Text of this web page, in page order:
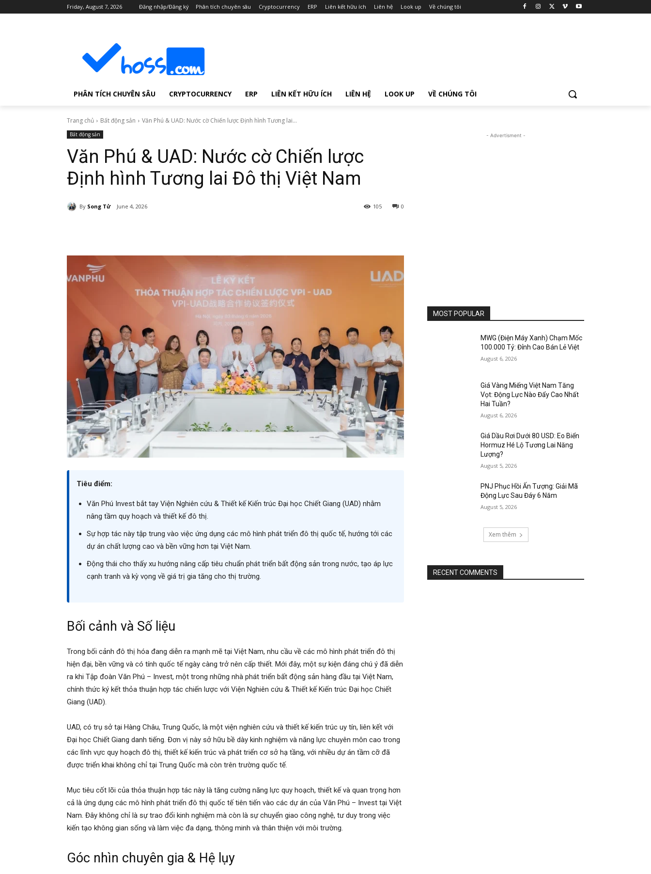
Friday, August 7, 2026 Đăng nhập/Đăng ký Phân tích chuyên sâu Cryptocurrency ERP Liên kết hữu ích Liên hệ Look up Về chúng tôi
PHÂN TÍCH CHUYÊN SÂU CRYPTOCURRENCY ERP LIÊN KẾT HỮU ÍCH LIÊN HỆ LOOK UP VỀ CHÚNG TÔI
Trang chủ Bất động sản Văn Phú & UAD: Nước cờ Chiến lược Định hình Tương lai...
Bất động sản
Văn Phú & UAD: Nước cờ Chiến lược
Định hình Tương lai Đô thị Việt Nam
By Song Tử June 4, 2026 0
105
Tiêu điểm:
Văn Phú Invest bắt tay Viện Nghiên cứu & Thiết kế Kiến trúc Đại học Chiết Giang (UAD) nhằm
nâng tầm quy hoạch và thiết kế đô thị.
Sự hợp tác này tập trung vào việc ứng dụng các mô hình phát triển đô thị quốc tế, hướng tới các
dự án chất lượng cao và bền vững hơn tại Việt Nam.
Động thái cho thấy xu hướng nâng cấp tiêu chuẩn phát triển bất động sản trong nước, tạo áp lực
cạnh tranh và kỳ vọng về giá trị gia tăng cho thị trường.
Bối cảnh và Số liệu
Trong bối cảnh đô thị hóa đang diễn ra mạnh mẽ tại Việt Nam, nhu cầu về các mô hình phát triển đô thị
hiện đại, bền vững và có tính quốc tế ngày càng trở nên cấp thiết. Mới đây, một sự kiện đáng chú ý đã diễn
ra khi Tập đoàn Văn Phú – Invest, một trong những nhà phát triển bất động sản hàng đầu tại Việt Nam,
chính thức ký kết thỏa thuận hợp tác chiến lược với Viện Nghiên cứu & Thiết kế Kiến trúc Đại học Chiết
Giang (UAD).
UAD, có trụ sở tại Hàng Châu, Trung Quốc, là một viện nghiên cứu và thiết kế kiến trúc uy tín, liên kết với
Đại học Chiết Giang danh tiếng. Đơn vị này sở hữu bề dày kinh nghiệm và năng lực chuyên môn cao trong
các lĩnh vực quy hoạch đô thị, thiết kế kiến trúc và phát triển cơ sở hạ tầng, với nhiều dự án tầm cỡ đã
được triển khai không chỉ tại Trung Quốc mà còn trên trường quốc tế.
Mục tiêu cốt lõi của thỏa thuận hợp tác này là tăng cường năng lực quy hoạch, thiết kế và quan trọng hơn
cả là ứng dụng các mô hình phát triển đô thị quốc tế tiên tiến vào các dự án của Văn Phú – Invest tại Việt
Nam. Đây không chỉ là sự trao đổi kinh nghiệm mà còn là sự chuyển giao công nghệ, tư duy trong việc
kiến tạo không gian sống và làm việc đa dạng, thông minh và thân thiện với môi trường.
Góc nhìn chuyên gia & Hệ lụy
- Advertisment -
MOST POPULAR
MWG (Điện Máy Xanh) Chạm Mốc
100.000 Tỷ: Đỉnh Cao Bán Lẻ Việt
August 6, 2026
Giá Vàng Miếng Việt Nam Tăng
Vọt: Động Lực Nào Đẩy Cao Nhất
Hai Tuần?
August 6, 2026
Giá Dầu Rơi Dưới 80 USD: Eo Biển
Hormuz Hé Lộ Tương Lai Năng
Lượng?
August 5, 2026
PNJ Phục Hồi Ấn Tượng: Giải Mã
Động Lực Sau Đáy 6 Năm
August 5, 2026
Xem thêm
RECENT COMMENTS